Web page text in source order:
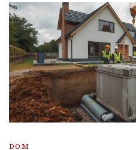
DOM